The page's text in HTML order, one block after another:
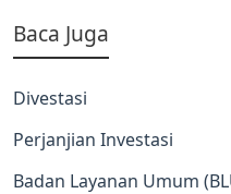
Baca Juga
Divestasi
Perjanjian Investasi
Badan Layanan Umum